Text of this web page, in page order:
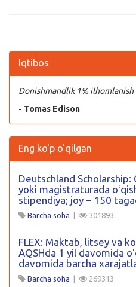
Iqtibos
Donishmandlik 1% ilhomlanish
- Tomas Edison
Eng ko'p o'qilgan
Deutschland
yoki magistraturada
stipendiya; joy – 150
Barcha soha | 301893
FLEX: Maktab, litsey va
AQSHda 1 yil davomida
davomida barcha
Barcha soha | 269313